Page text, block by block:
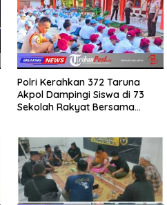
Polri Kerahkan 372 Taruna
Akpol Dampingi Siswa di 73
Sekolah Rakyat Bersama